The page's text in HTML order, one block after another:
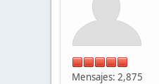
Mensajes: 2,875